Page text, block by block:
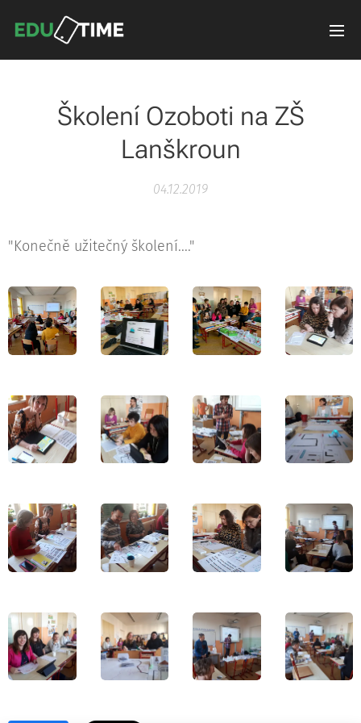
Školení Ozoboti na ZŠ
Lanškroun
04.12.2019
"Konečně užitečný školení...."